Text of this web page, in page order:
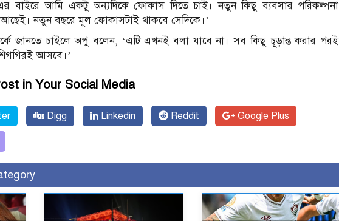
বাইরে আমি একটু অন্যদিকে ফোকাস দিতে চাই। নতুন কিছু ব্যবসার পরিকল্পনা
নতুন বছরে মূল ফোকাসটাই থাকবে সেদিকে।’
জানতে চাইলে অপু বলেন, ‘এটি এখনই বলা যাবে না। সব কিছু চূড়ান্ত করার পরই
আসবে।’
in Your Social Media
Digg Linkedin Reddit Google Plus